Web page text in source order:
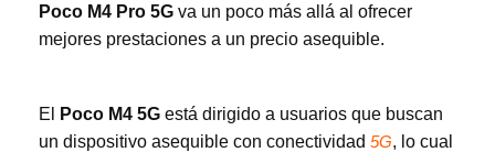
Poco M4 Pro 5G va un poco más allá al ofrecer
mejores prestaciones a un precio asequible.
El Poco M4 5G está dirigido a usuarios que buscan
un dispositivo asequible con conectividad 5G, lo cual